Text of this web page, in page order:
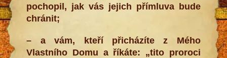
pochopil, jak vás jejich přímluva bude
chránit;
– a vám, kteří přicházíte z Mého
Vlastního Domu a říkáte: „tito proroci